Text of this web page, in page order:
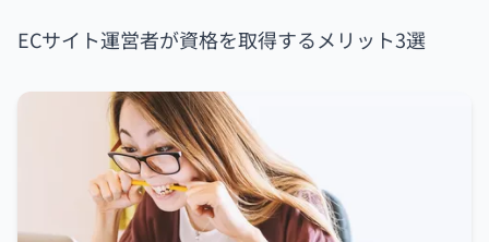
ECサイト運営者が資格を取得するメリット3選